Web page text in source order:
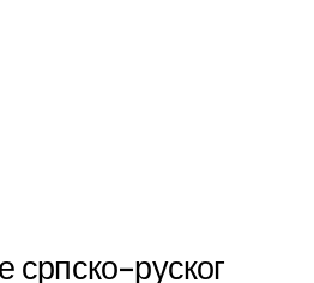
српско-руског